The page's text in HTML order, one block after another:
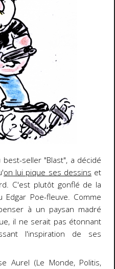
seller "Blast", a décidé
on lui pique ses dessins et
C'est plutôt gonflé de la
Poe-fleuve. Comme
à un paysan madré
il ne serait pas étonnant
l'inspiration de ses
Aurel (Le Monde, Politis,